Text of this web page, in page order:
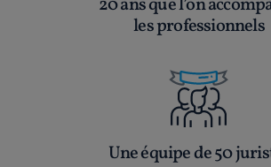
20 ans que l’on
les professionnels
Une équipe de 50